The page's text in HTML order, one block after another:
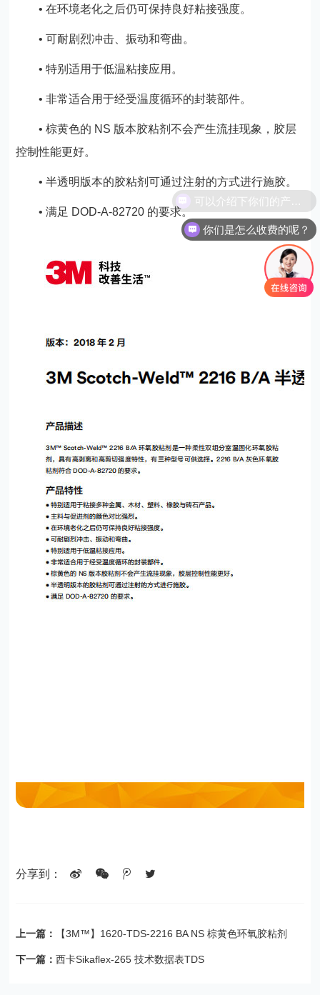
• 在环境老化之后仍可保持良好粘接强度。
• 可耐剧烈冲击、振动和弯曲。
• 特别适用于低温粘接应用。
• 非常适合用于经受温度循环的封装部件。
• 棕黄色的 NS 版本胶粘剂不会产生流挂现象，胶层
控制性能更好。
• 半透明版本的胶粘剂可通过注射的方式进行施胶。
• 满足 DOD-A-82720 的要求。
分享到：
上一篇： 【3M™】1620-TDS-2216 BA NS 棕黄色环氧胶粘剂
下一篇： 西卡Sikaflex-265 技术数据表TDS
你们是怎么收费的呢？